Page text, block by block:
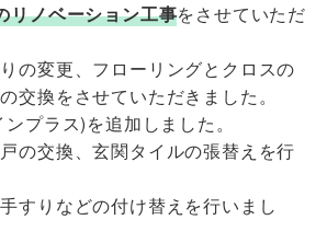
リノベーション工事をさせていただ
の変更、フローリングとクロスの
交換をさせていただきました。
プラス)を追加しました。
の交換、玄関タイルの張替えを行
すりなどの付け替えを行いまし